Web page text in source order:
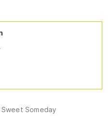
Someday